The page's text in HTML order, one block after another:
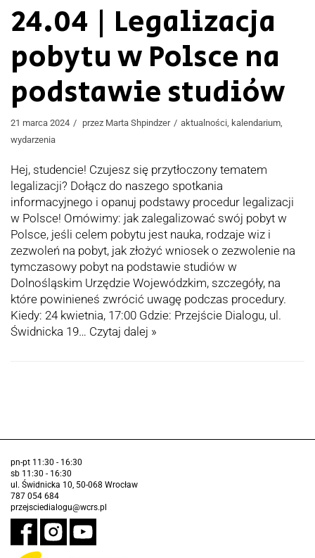
24.04 | Legalizacja
pobytu w Polsce na
podstawie studiów
21 marca 2024 przez Marta Shpindzer aktualności, kalendarium,
wydarzenia
Hej, studencie! Czujesz się przytłoczony tematem
legalizacji? Dołącz do naszego spotkania
informacyjnego i opanuj podstawy procedur legalizacji
w Polsce! Omówimy: jak zalegalizować swój pobyt w
Polsce, jeśli celem pobytu jest nauka, rodzaje wiz i
zezwoleń na pobyt, jak złożyć wniosek o zezwolenie na
tymczasowy pobyt na podstawie studiów w
Dolnośląskim Urzędzie Wojewódzkim, szczegóły, na
które powinieneś zwrócić uwagę podczas procedury.
Kiedy: 24 kwietnia, 17:00 Gdzie: Przejście Dialogu, ul.
Świdnicka 19… Czytaj dalej »
pn-pt 11:30 - 16:30
sb 11:30 - 16:30
ul. Świdnicka 10, 50-068 Wrocław
787 054 684
przejsciedialogu@wcrs.pl